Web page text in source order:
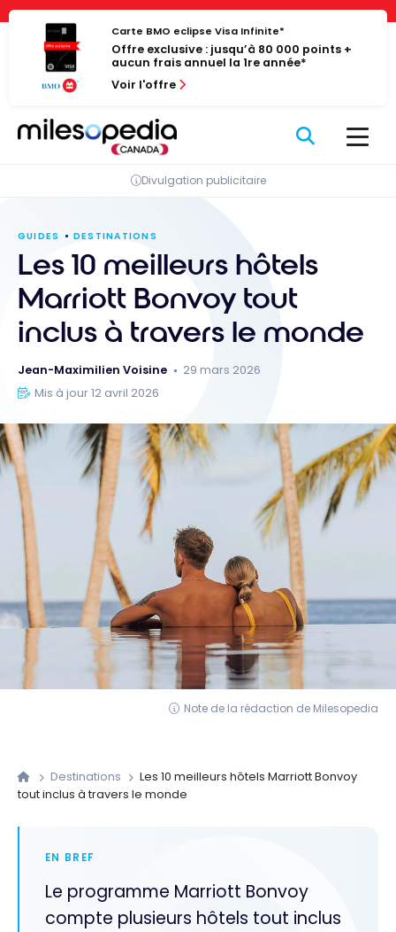
Panneau de gestion des cookies
Passer
contenu
Carte BMO eclipse Visa Infinite*
Offre exclusive : jusqu’à 80 000 points +
aucun frais annuel la 1re année*
Voir l'offre
Divulgation publicitaire
GUIDES DESTINATIONS
Les 10 meilleurs hôtels
Marriott Bonvoy tout
inclus à travers le monde
Jean-Maximilien Voisine
29 mars 2026
Mis à jour 12 avril 2026
Note de la rédaction de Milesopedia
Destinations
Les 10 meilleurs hôtels Marriott Bonvoy
tout inclus à travers le monde
EN BREF
Le programme Marriott Bonvoy
compte plusieurs hôtels tout inclus